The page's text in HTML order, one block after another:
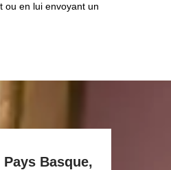
ou en lui envoyant un
Basque,